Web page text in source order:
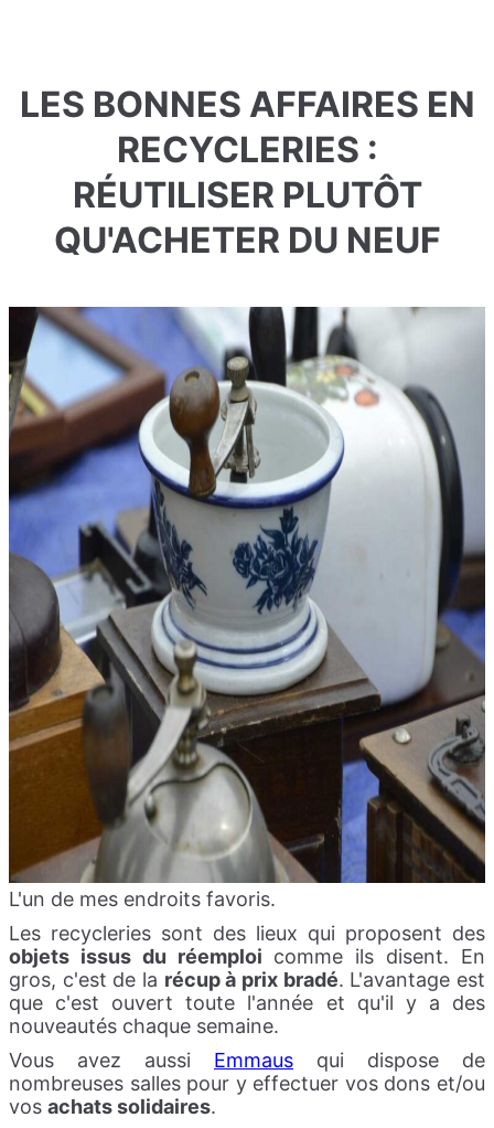
LES BONNES AFFAIRES EN
RECYCLERIES :
RÉUTILISER PLUTÔT
QU'ACHETER DU NEUF
L'un de mes endroits favoris.
Les recycleries sont des lieux qui proposent des
objets issus du réemploi comme ils disent. En
gros, c'est de la récup à prix bradé. L'avantage est
que c'est ouvert toute l'année et qu'il y a des
nouveautés chaque semaine.
Vous avez aussi Emmaus qui dispose de
nombreuses salles pour y effectuer vos dons et/ou
vos achats solidaires.